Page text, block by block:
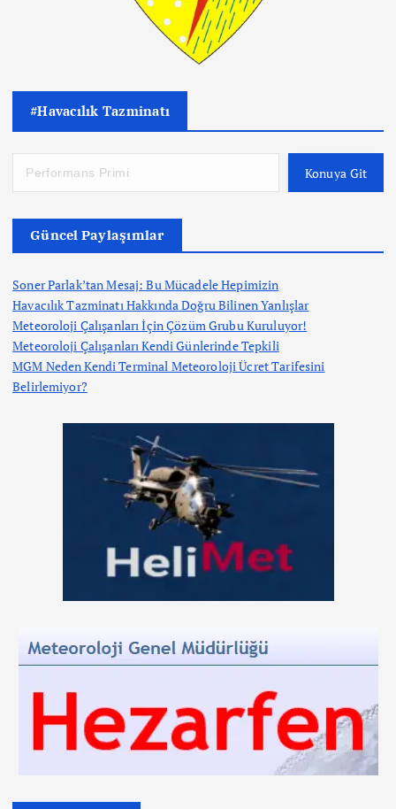
#Havacılık Tazminatı
Konuya Git
Güncel Paylaşımlar
Soner Parlak’tan Mesaj: Bu Mücadele Hepimizin
Havacılık Tazminatı Hakkında Doğru Bilinen Yanlışlar
Meteoroloji Çalışanları İçin Çözüm Grubu Kuruluyor!
Meteoroloji Çalışanları Kendi Günlerinde Tepkili
MGM Neden Kendi Terminal Meteoroloji Ücret Tarifesini
Belirlemiyor?